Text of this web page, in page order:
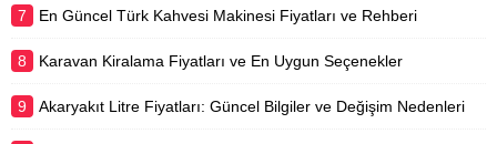
7 En Güncel Türk Kahvesi Makinesi Fiyatları ve Rehberi
8 Karavan Kiralama Fiyatları ve En Uygun Seçenekler
9 Akaryakıt Litre Fiyatları: Güncel Bilgiler ve Değişim Nedenleri